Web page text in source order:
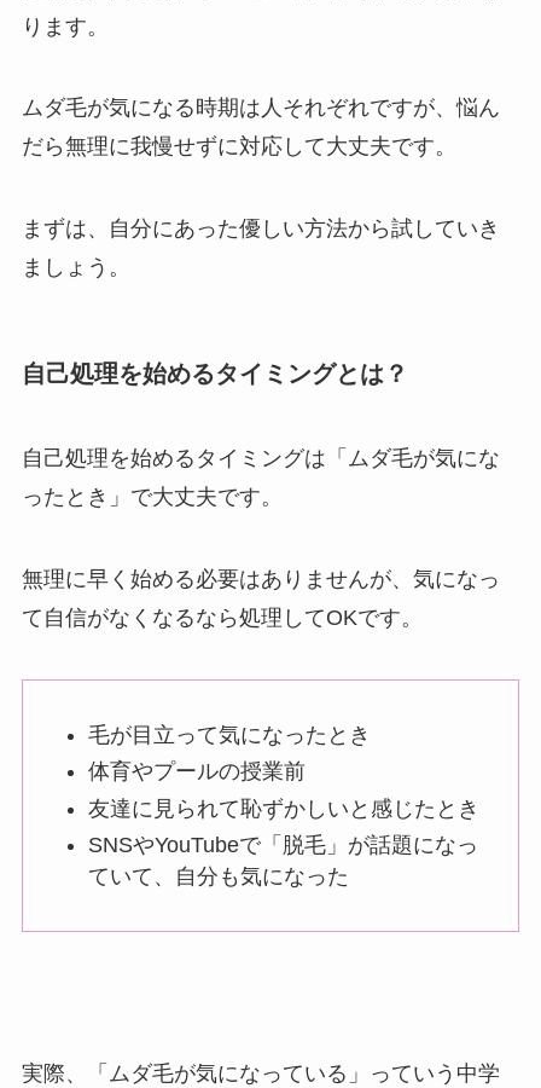
ります。
ムダ毛が気になる時期は人それぞれですが、悩ん
だら無理に我慢せずに対応して大丈夫です。
まずは、自分にあった優しい方法から試していき
ましょう。
自己処理を始めるタイミングとは？
自己処理を始めるタイミングは「ムダ毛が気にな
ったとき」で大丈夫です。
無理に早く始める必要はありませんが、気になっ
て自信がなくなるなら処理してOKです。
毛が目立って気になったとき
体育やプールの授業前
友達に見られて恥ずかしいと感じたとき
SNSやYouTubeで「脱毛」が話題になっ
ていて、自分も気になった
実際、「ムダ毛が気になっている」っていう中学